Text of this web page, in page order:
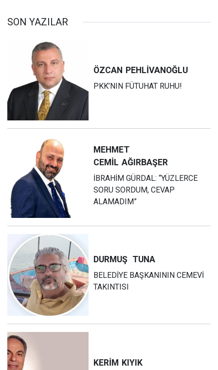
SON YAZILAR
ÖZCAN PEHLİVANOĞLU
PKK’NIN FÜTUHAT RUHU!
MEHMET
CEMİL AĞIRBAŞER
İBRAHİM GÜRDAL: “YÜZLERCE
SORU SORDUM, CEVAP
ALAMADIM”
DURMUŞ TUNA
BELEDİYE BAŞKANININ CEMEVİ
TAKINTISI
KERİM KIYIK